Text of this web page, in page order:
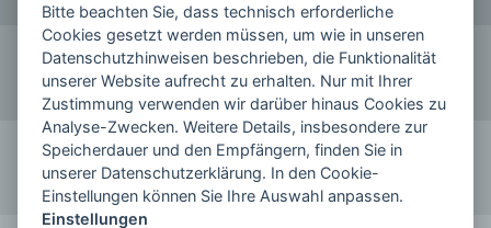
KONTAKT
schreiben Sie uns
FOLGE SIE UNS AUF
Bitte beachten Sie, dass technisch erforderliche
Cookies gesetzt werden müssen, um wie in unseren
Datenschutzhinweisen beschrieben, die Funktionalität
unserer Website aufrecht zu erhalten. Nur mit Ihrer
Zustimmung verwenden wir darüber hinaus Cookies zu
Analyse-Zwecken. Weitere Details, insbesondere zur
Speicherdauer und den Empfängern, finden Sie in
unserer Datenschutzerklärung. In den Cookie-
Einstellungen können Sie Ihre Auswahl anpassen.
Einstellungen